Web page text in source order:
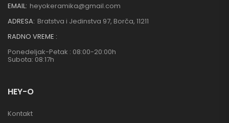
EMAIL: heyokeramika@gmail.com
ADRESA: Bratstva i Jedinstva 97, Borča, 11211
RADNO VREME :
Ponedeljak-Petak : 08:00-20:00h
Subota: 08:17h
HEY-O
Kontakt